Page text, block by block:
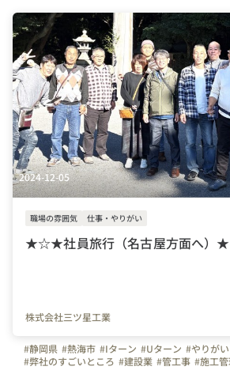
#プラストブログ #プラスト #お正月 #冬休み
#インフォメーション #連休
2024-12-05
職場の雰囲気 仕事・やりがい
★☆★社員旅行（名古屋方面へ
株式会社三ツ星工業
#静岡県 #熱海市 #Iターン #Uターン #やりが
#弊社のすごいところ #建設業 #管工事 #施工